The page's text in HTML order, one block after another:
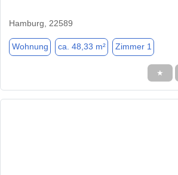
Hamburg, 22589
Wohnung ca. 48,33 m² Zimmer 1
★